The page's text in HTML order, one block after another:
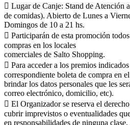
 Lugar de Canje: Stand de Atención
de comidas). Abierto de Lunes a
Domingos de 10 a 21 hs.
 Participarán de esta promoción
compras en los locales
comerciales de Salto Shopping.
 Para acceder a los premios
correspondiente boleta de compra en
brindar los datos personales que les
correo electrónico, domicilio, etc).
 El Organizador se reserva el
cubrir imprevistos o eventualidades
en responsabilidades de ninguna clase.